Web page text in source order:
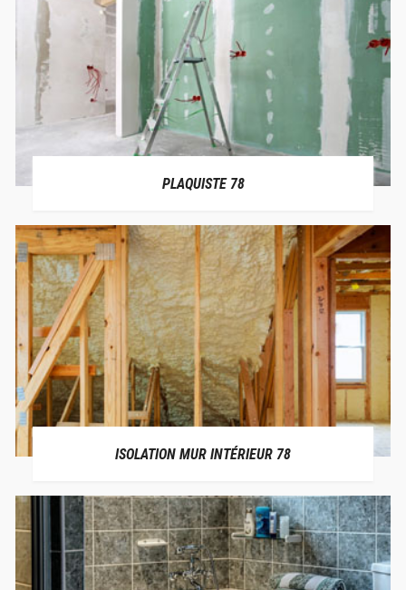
PLAQUISTE 78
ISOLATION MUR INTÉRIEUR 78